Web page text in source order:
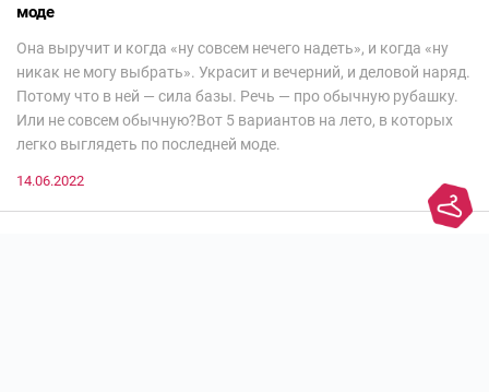
моде
Она выручит и когда «ну совсем нечего надеть», и когда «ну
никак не могу выбрать». Украсит и вечерний, и деловой наряд.
Потому что в ней — сила базы. Речь — про обычную рубашку.
Или не совсем обычную?Вот 5 вариантов на лето, в которых
легко выглядеть по последней моде.
14.06.2022